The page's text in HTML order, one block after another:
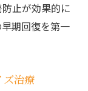
止が効果的に
期回復を第一
ズ治療